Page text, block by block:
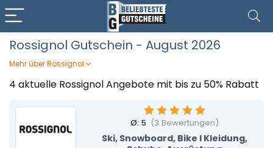
Rossignol Gutschein - August 2026
Mehr über Rossignol
Rossignol bietet euch hochwertige Ausrüstung und
Bekleidung für Wintersport und Outdoor — von Skiern und
Snowboards über Skischuhe bis hin zu funktionaler
Skibekleidung und Accessoires. Ob auf der Piste, beim
Langlauf oder im Snowpark – hier findet ihr Technik und
Komfort, die euch sicher und stylisch durch den Winter
4 aktuelle Rossignol Angebote mit bis zu 50% Rabatt
Ski, Snowboard, Bike I Kleidung,
Ø: 5 (3 Bewertungen)